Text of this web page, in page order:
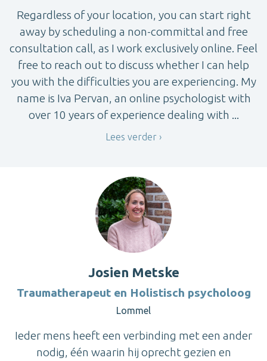
Regardless of your location, you can start right
away by scheduling a non-committal and free
consultation call, as I work exclusively online. Feel
free to reach out to discuss whether I can help
you with the difficulties you are experiencing. My
name is Iva Pervan, an online psychologist with
over 10 years of experience dealing with ...
Lees verder
Josien Metske
Traumatherapeut en Holistisch psycholoog
Lommel
Ieder mens heeft een verbinding met een ander
nodig, één waarin hij oprecht gezien en